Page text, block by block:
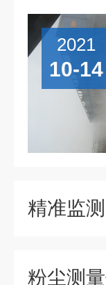
2021
10-14
粉尘测